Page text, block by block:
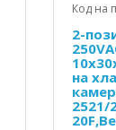
Код на
2-
на
2521/